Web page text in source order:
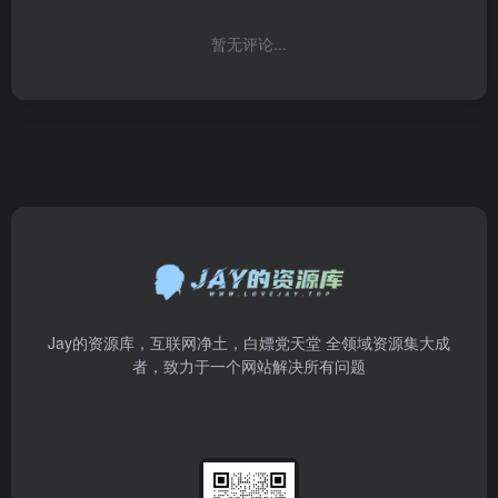
暂无评论...
Jay的资源库，互联网净土，白嫖党天堂 全领域资源集大成
者，致力于一个网站解决所有问题